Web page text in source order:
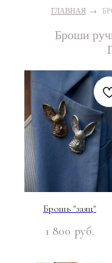
ГЛАВНАЯ →
Броши
Брошь "заяц"
1 800 руб.